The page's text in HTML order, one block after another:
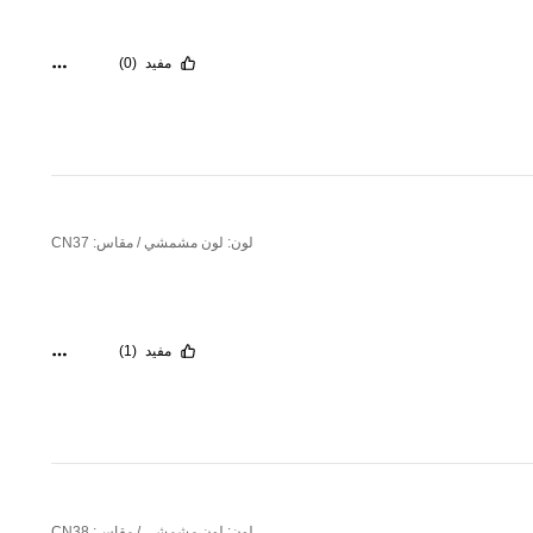
مفيد (0)
لون: لون مشمشي / مقاس: CN37
مفيد (1)